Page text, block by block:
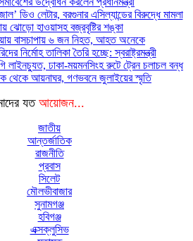
ডিও লেটার, বরগুনার এসিল্যান্ডের বিরুদ্ধে মামলা
ঝোড়ো হাওয়াসহ বজ্রবৃষ্টির শঙ্কা
বাসচাপায় ৬ জন নিহত, আহত অনেকে
নির্মোহ তালিকা তৈরি হচ্ছে: স্বরাষ্ট্রমন্ত্রী
লাইনচ্যুত, ঢাকা-ময়মনসিংহ রুটে ট্রেন চলাচল বন্ধ
থেকে আয়নাঘর, গণভবনে জুলাইয়ের স্মৃতি
যত আয়োজন...
জাতীয়
আন্তর্জাতিক
রাজনীতি
প্রবাস
সিলেট
মৌলভীবাজার
সুনামগঞ্জ
হবিগঞ্জ
এক্সক্লুসিভ